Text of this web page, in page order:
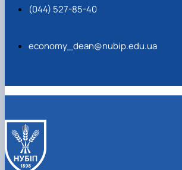
(044) 527-85-40
economy_dean@nubip.edu.ua